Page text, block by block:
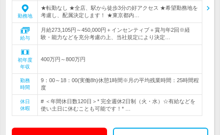
勤務地
★転勤なし ★全店、駅から徒歩3分の好アクセス ★希望勤務地を
考慮し、配属決定します！ ★東京都内…
給与
月給273,105円～450,000円＋インセンティブ＋賞与年2回※経
験・能力などを充分考慮の上、当社規定により決定…
初年度
年収
400万円～800万円
勤務
時間
9：00～18：00(実働8h)休憩1時間※月の平均残業時間：25時間程
度
休日
休暇
# ＜年間休日数120日＞* 完全週休2日制（火・水）☆有給などを
使い土日に休むことも可能です！* …